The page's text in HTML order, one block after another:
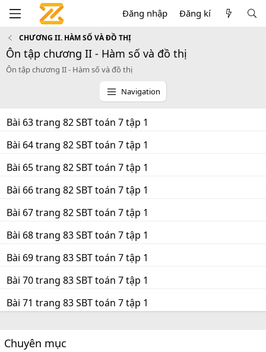
Đăng nhập Đăng kí
CHƯƠNG II. HÀM SỐ VÀ ĐỒ THỊ
Ôn tập chương II - Hàm số và đồ thị
Ôn tập chương II - Hàm số và đồ thị
Navigation
Bài 63 trang 82 SBT toán 7 tập 1
Bài 64 trang 82 SBT toán 7 tập 1
Bài 65 trang 82 SBT toán 7 tập 1
Bài 66 trang 82 SBT toán 7 tập 1
Bài 67 trang 82 SBT toán 7 tập 1
Bài 68 trang 83 SBT toán 7 tập 1
Bài 69 trang 83 SBT toán 7 tập 1
Bài 70 trang 83 SBT toán 7 tập 1
Bài 71 trang 83 SBT toán 7 tập 1
Chuyên mục